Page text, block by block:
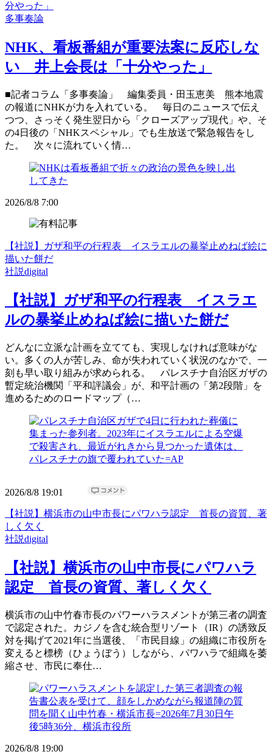
分やった」
多事奏論
NHK、看板番組が重要法案に反応しな
い 井上会長は「十分やった」
■記者コラム「多事奏論」 編集委員・田玉恵美 熊本地震
の報道にNHKが力を入れている。 毎日のニュースで伝え
つつ、さっそく発生翌日から「クローズアップ現代」や、そ
の4日後の「NHKスペシャル」でも生放送で緊急報告をし
た。 次々に流れていく情…
2026/8/8 7:00
【社説】ガザ和平の行程表 イスラエルの暴挙止めねば絵に
描いた餅だ
社説digital
【社説】ガザ和平の行程表 イスラエ
ルの暴挙止めねば絵に描いた餅だ
どんなに立派な計画を立てても、実現しなければ意味がな
い。多くの人が苦しみ、命が失われていく状況のなかで、一
刻も早い取り組みが求められる。 パレスチナ自治区ガザの
暫定統治機関「平和評議会」が、和平計画の「第2段階」を
進めるためのロードマップ（…
2026/8/8 19:01
【社説】横浜市の山中市長にパワハラ認定 首長の資質、著
しく欠く
社説digital
【社説】横浜市の山中市長にパワハラ
認定 首長の資質、著しく欠く
横浜市の山中竹春市長のパワーハラスメントが第三者の調査
で認定された。カジノを含む統合型リゾート（IR）の誘致反
対を掲げて2021年に当選後、「市民目線」の組織に市役所を
変えると標榜（ひょうぼう）しながら、パワハラで組織を萎
縮させ、市民に奉仕…
2026/8/8 19:00